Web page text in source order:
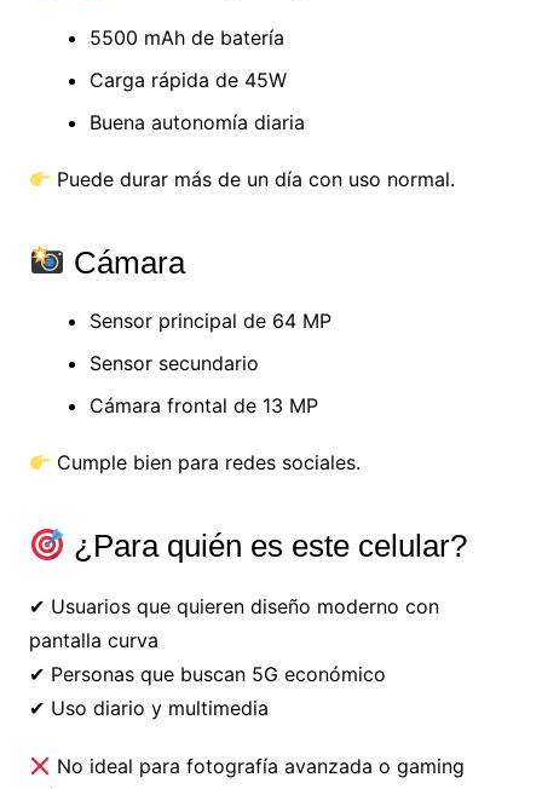
5500 mAh de batería
Carga rápida de 45W
Buena autonomía diaria
Puede durar más de un día con uso normal.
Cámara
Sensor principal de 64 MP
Sensor secundario
Cámara frontal de 13 MP
Cumple bien para redes sociales.
¿Para quién es este celular?
✔ Usuarios que quieren diseño moderno con
pantalla curva
✔ Personas que buscan 5G económico
✔ Uso diario y multimedia
No ideal para fotografía avanzada o gaming